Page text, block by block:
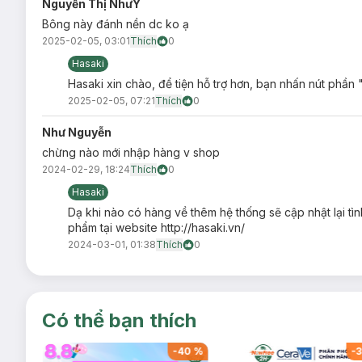
Dùng tán kem nền (lỏng, BB / CC) hoặc cushion, phấn
Ưu thế nổi bật của Bông Cushion Vacosi PU06
Công nghệ Bouncy x2 cải tiến
đều cả khuôn mặt.
Chất liệu mút nén siêu mịn bám phấn nhưng không hút
Quai cầm chắc chắc, kích thước nhỏ gọn vừa tay.
Bông nở nhẹ khi ngậm nước, giúp nền không bị cakey
Hướng dẫn bảo quản Bông Cushion Vacosi
Nơi khô ráo, thoáng mát, tránh ánh nắng trực tiếp.
Vệ sinh bông phấn định kỳ.
Lưu ý:
Ngày sản xuất:Xem trên bao bì sản phẩm.
Lưu ý: Tác dụng có thể khác nhau tuỳ cơ địa của người dùng
Nguyễn Thị NhưÝ
Bông này đánh nền dc ko ạ
2025-02-05, 03:01Thích
0
Hasaki
Hasaki xin chào, để tiện hỗ trợ hơn, bạn nhấn nút
2025-02-05, 07:21Thích 0
Như Nguyễn
chừng nào mới nhập hàng v shop
2024-02-29, 18:24Thích
0
Hasaki
Dạ khi nào có hàng về thêm hệ thống sẽ cập nhật lại
phẩm tại website http://hasaki.vn/
2024-03-01, 01:38Thích 0
Có thể bạn thích
-40 % -